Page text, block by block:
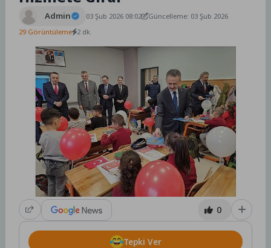
Admin 03 Şub 2026 08:02
Güncelleme: 03 Şub 2026
29 Görüntüleme 2 dk.
0
Tepki Ver